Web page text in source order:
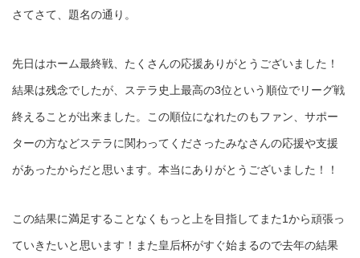
さてさて、題名の通り。
先日はホーム最終戦、たくさんの応援ありがとうございました！
結果は残念でしたが、ステラ史上最高の3位という順位でリーグ戦
終えることが出来ました。この順位になれたのもファン、サポー
ターの方などステラに関わってくださったみなさんの応援や支援
があったからだと思います。本当にありがとうございました！！
この結果に満足することなくもっと上を目指してまた1から頑張っ
ていきたいと思います！また皇后杯がすぐ始まるので去年の結果